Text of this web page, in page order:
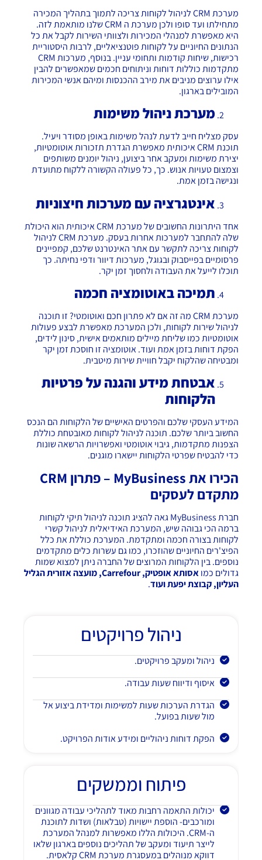
מערכת CRM לניהול לקוחות צריכה לתמוך בתהליך המכירה
מתחילתו ועד סופו ולכן מערכת ה CRM שלנו מותאמת לזה
.
היא מאפשרת למנהלי המכירות ולצוותי השירות לקבל את כל
הנתונים החיוניים על לקוחות פוטנציאליים, לרבות היסטוריית
רכישות, שיחות קודמות ותחומי עניין. בנוסף, מערכות CRM
מתקדמות כוללות דוחות וניתוחים חכמים שמאפשרים להבין
אילו ערוצים מניבים את מירב ההכנסות ומיהם אנשי המכירות
המובילים בארגון.
מערכת ניהול משימות
עסק מצליח חייב לדעת לנהל משימות באופן מסודר ויעיל.
תוכנת CRM איכותית מאפשרת הגדרת תזכורות אוטומטיות,
יצירת משימות ומעקב אחר ביצוען, ניהול יומנים משותפים
וצמצום טעויות אנוש. כך, כל פעולה הקשורה ללקוח מתועדת
ונגישה בזמן אמת.
אינטגרציה עם מערכות חיצוניות
אחד היתרונות החשובים של מערכת CRM איכותית הוא היכולת
שלה להתחבר למערכות אחרות בעסק. מערכת CRM לניהול
לקוחות צריכה לתקשר עם אתר האינטרנט שלכם, קמפיינים
פרסומיים בפייסבוק ובגוגל, מערכות דיוור ודפי נחיתה. כך
תוכלו לייעל את העבודה ולחסוך זמן יקר.
תמיכה באוטומציה חכמה
מערכת CRM מה זה אם לא פתרון חכם ואוטומטי? זו תוכנה
לניהול שירות לקוחות, ולכן המערכת מאפשרת לבצע פעולות
אוטומטיות כמו שליחת מיילים מותאמים אישית, סינון לידים,
הפקת דוחות בזמן אמת ועוד. אוטומציה זו חוסכת זמן יקר
ומבטיחה שהלקוח יקבל חוויית שירות מיטבית.
אבטחת מידע והגנה על פרטיות
הלקוחות
המידע העסקי שלכם והפרטים האישיים של הלקוחות הם הנכס
החשוב ביותר שלכם. תוכנה לניהול לקוחות מאובטחת כוללת
הצפנות מתקדמות, גיבוי אוטומטי ואפשרויות הרשאה שונות
כדי להבטיח שפרטי הלקוחות יישארו מוגנים.
הכירו אתMyBusiness – פתרון CRM
מתקדם לעסקים
חברת MyBusiness גאה להציג תוכנה לניהול תיקי לקוחות
ברמה הכי גבוהה שיש, המערכת האידיאלית לניהול קשרי
לקוחות בצורה חכמה ומתקדמת. המערכת כוללת את כלל
הפיצ'רים החיוניים שהוזכרו, כמו גם עשרות כלים מתקדמים
נוספים. בין הלקוחות המרוצים של החברה ניתן למצוא שמות
גדולים כמואסותא אופטיק,Carrefour, מועצה אזורית הגליל
העליון, קבוצת יפעתועוד.
ניהול פרויקטים
ניהול ומעקב פרויקטים.
איסוף ודיווח שעות עבודה.
הגדרת הערכות שעות למשימות ומדידת ביצוע אל
מול שעות בפועל.
הפקת דוחות ניהוליים ומידע אודות הפרויקט.
פיתוח וממשקים
יכולות התאמה רחבות מאוד לתהליכי עבודה מגוונים
ומורכבים- הוספת יישויות (טבלאות) ושדות לתוכנת
ה-CRM. היכולות הללו מאפשרות למנהל המערכת
לייצר תיעוד ומעקב של תהליכים נוספים בארגון שלאו
דווקא מנוהלים במעסגרת מערכת CRM קלאסית.